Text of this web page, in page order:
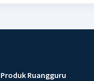
Produk Ruangguru